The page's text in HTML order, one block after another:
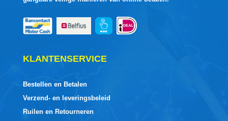
KLANTENSERVICE
Bestellen en Betalen
Verzend- en leveringsbeleid
Ruilen en Retourneren